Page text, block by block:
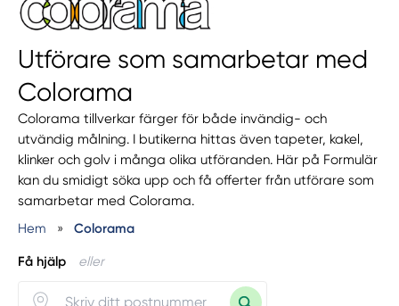
Utförare som samarbetar med
Colorama
Colorama tillverkar färger för både invändig- och
utvändig målning. I butikerna hittas även tapeter, kakel,
klinker och golv i många olika utföranden. Här på Formulär
kan du smidigt söka upp och få offerter från utförare som
samarbetar med Colorama.
Hem
» Colorama
Få hjälp eller